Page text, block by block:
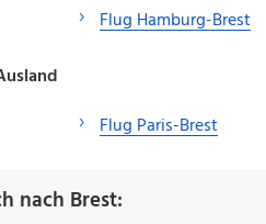
Flug Hamburg-Brest
Flug Paris-Brest
nach Brest: